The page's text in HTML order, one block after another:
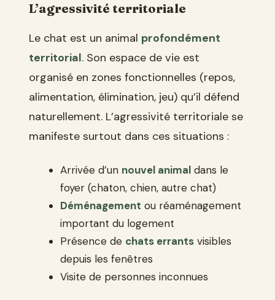
L’agressivité territoriale
Le chat est un animal profondément
territorial. Son espace de vie est
organisé en zones fonctionnelles (repos,
alimentation, élimination, jeu) qu’il défend
naturellement. L’agressivité territoriale se
manifeste surtout dans ces situations :
Arrivée d’un nouvel animal dans le
foyer (chaton, chien, autre chat)
Déménagement ou réaménagement
important du logement
Présence de chats errants visibles
depuis les fenêtres
Visite de personnes inconnues